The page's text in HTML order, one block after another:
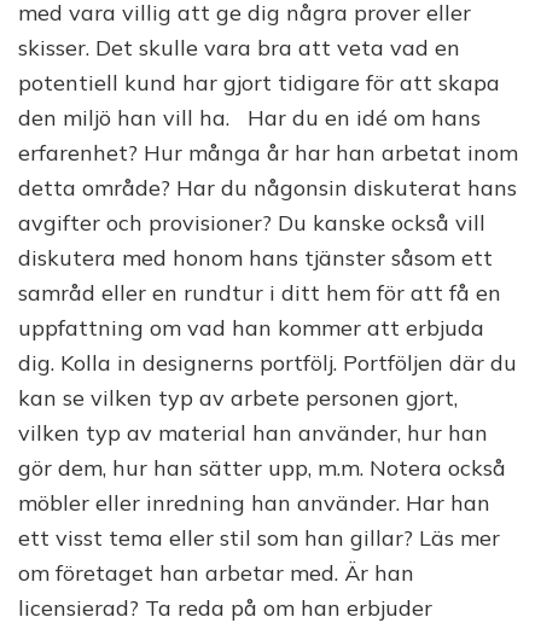
med vara villig att ge dig några prover eller
skisser. Det skulle vara bra att veta vad en
potentiell kund har gjort tidigare för att skapa
den miljö han vill ha. Har du en idé om hans
erfarenhet? Hur många år har han arbetat inom
detta område? Har du någonsin diskuterat hans
avgifter och provisioner? Du kanske också vill
diskutera med honom hans tjänster såsom ett
samråd eller en rundtur i ditt hem för att få en
uppfattning om vad han kommer att erbjuda
dig. Kolla in designerns portfölj. Portföljen där du
kan se vilken typ av arbete personen gjort,
vilken typ av material han använder, hur han
gör dem, hur han sätter upp, m.m. Notera också
möbler eller inredning han använder. Har han
ett visst tema eller stil som han gillar? Läs mer
om företaget han arbetar med. Är han
licensierad? Ta reda på om han erbjuder